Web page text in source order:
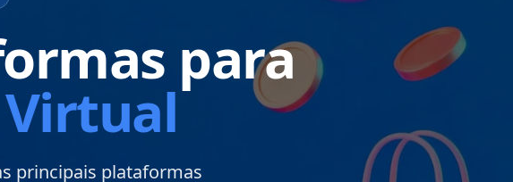
para
principais plataformas